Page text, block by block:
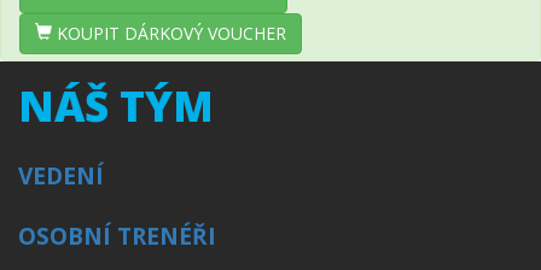
NÁŠ TÝM
VEDENÍ
OSOBNÍ TRENÉŘI
KOUPIT DÁRKOVÝ VOUCHER